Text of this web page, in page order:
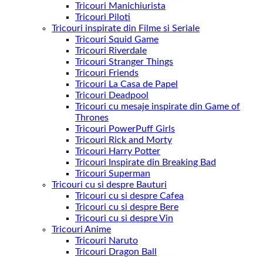
Tricouri Manichiurista
Tricouri Piloti
Tricouri inspirate din Filme si Seriale
Tricouri Squid Game
Tricouri Riverdale
Tricouri Stranger Things
Tricouri Friends
Tricouri La Casa de Papel
Tricouri Deadpool
Tricouri cu mesaje inspirate din Game of
Thrones
Tricouri PowerPuff Girls
Tricouri Rick and Morty
Tricouri Harry Potter
Tricouri Inspirate din Breaking Bad
Tricouri Superman
Tricouri cu si despre Bauturi
Tricouri cu si despre Cafea
Tricouri cu si despre Bere
Tricouri cu si despre Vin
Tricouri Anime
Tricouri Naruto
Tricouri Dragon Ball